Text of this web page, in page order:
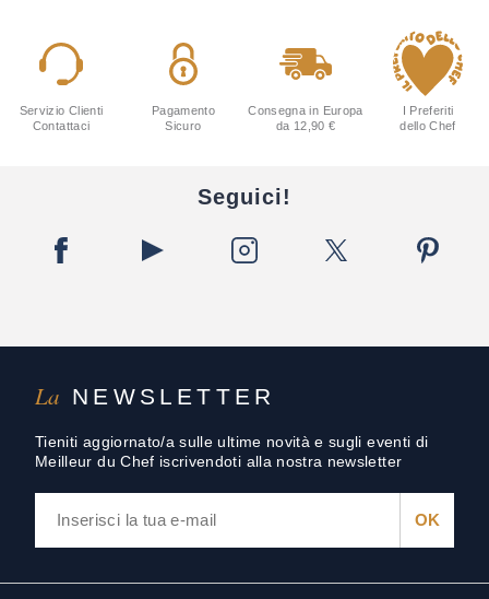
La NEWSLETTER
Tieniti aggiornato/a sulle ultime novità e sugli eventi di
Meilleur du Chef iscrivendoti alla nostra newsletter
Servizio Clienti
Contattaci
Pagamento
Sicuro
Consegna in Europa
da 12,90 €
I Preferiti
dello Chef
Seguici!